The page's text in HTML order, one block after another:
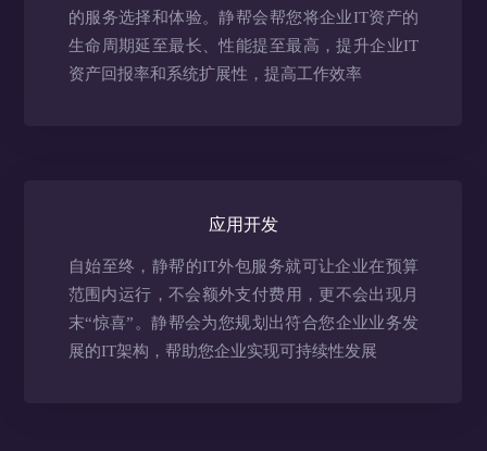
的服务选择和体验。静帮会帮您将企业IT资产的
生命周期延至最长、性能提至最高，提升企业IT
资产回报率和系统扩展性，提高工作效率
应用开发
自始至终，静帮的IT外包服务就可让企业在预算
范围内运行，不会额外支付费用，更不会出现月
末“惊喜”。静帮会为您规划出符合您企业业务发
展的IT架构，帮助您企业实现可持续性发展